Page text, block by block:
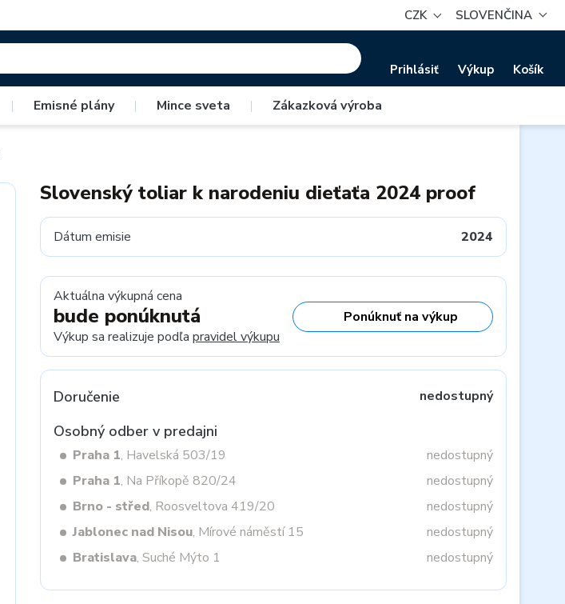
CZK SLOVENČINA
Prihlásiť Výkup Košík
| Emisné plány | Mince sveta | Zákazková výroba
Slovenský toliar k narodeniu dieťaťa 2024 proof
Dátum emisie 2024
Aktuálna výkupná cena
bude ponúknutá
Výkup sa realizuje podľa pravidel výkupu
Ponúknuť na výkup
Doručenie nedostupný
Osobný odber v predajni
Praha 1, Havelská 503/19
nedostupný
Praha 1, Na Příkopě 820/24
nedostupný
Brno - střed, Roosveltova 419/20
nedostupný
Jablonec nad Nisou, Mírové náměstí 15
nedostupný
Bratislava, Suché Mýto 1 nedostupný